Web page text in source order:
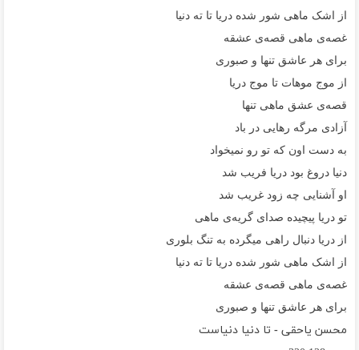
از اشک ماهی شور شده دریا تا ته دنیا
غصه‌ی ماهی قصه‌ی عشقه
برای هر عاشق تنها و صبوری
از موج موهات تا موج دریا
قصه‌ی عشق ماهی تنها
آزادی‌ مرگه رهایی در باد
به دست اون که تو رو نمیخواد
دنیا دروغ بود دریا فریب شد
او آشنایی چه زود غریب شد
تو دریا پیچیده صدای گریه‌ی ماهی
از دریا دنبال راهی میگرده به تنگ بلوری
از اشک ماهی شور شده دریا تا ته دنیا
غصه‌ی ماهی قصه‌ی عشقه
برای هر عاشق تنها و صبوری
محسن یاحقی - تا دنیا دنیاست